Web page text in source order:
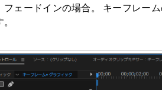
フェードインの場合。 キーフレー